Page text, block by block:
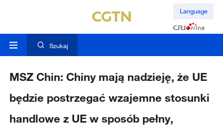
Language
Szukaj
MSZ Chin: Chiny mają nadzieję, że UE
będzie postrzegać wzajemne stosunki
handlowe z UE w sposób pełny,